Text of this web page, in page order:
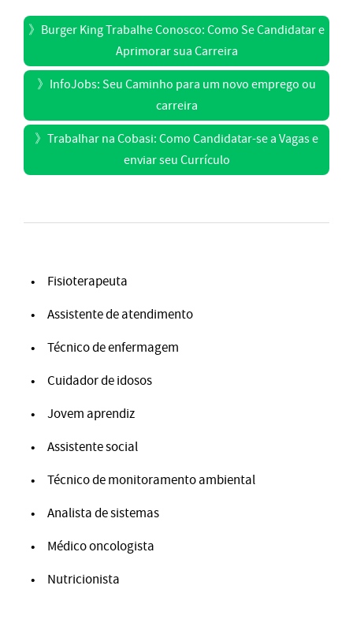
》 Burger King Trabalhe Conosco: Como Se Candidatar e
Aprimorar sua Carreira
》 InfoJobs: Seu Caminho para um novo emprego ou
carreira
》 Trabalhar na Cobasi: Como Candidatar-se a Vagas e
enviar seu Currículo
Fisioterapeuta
Assistente de atendimento
Técnico de enfermagem
Cuidador de idosos
Jovem aprendiz
Assistente social
Técnico de monitoramento ambiental
Analista de sistemas
Médico oncologista
Nutricionista